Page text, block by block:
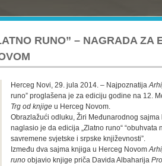
RUNO” – NAGRADA ZA
Herceg Novi, 29. jula 2014. – Najpoznatija
runo” proglašena je za ediciju godine na 12.
Trg od knjige u Herceg Novom.
Obrazlažući odluku, Žiri Međunarodnog sajma
naglasio je da edicija „Zlatno runo“
savremene svjetske i srpske književnosti”.
Između dva sajma knjiga u Herceg Novom
runo objavio knjige priča Davida Albaharija